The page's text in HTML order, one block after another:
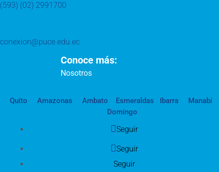
(593) (02) 2991700
conexion@puce.edu.ec
Conoce más:
Nosotros
Quito Amazonas Ambato Esmeraldas Ibarra
Manabí
Domingo
Seguir
Seguir
Seguir